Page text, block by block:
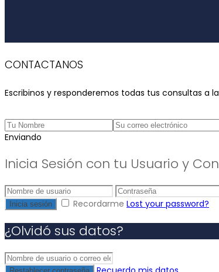
CONTACTANOS
Escribinos y responderemos todas tus consultas a
Enviando
Inicia Sesión con tu Usuario y
Inicia sesión Recordarme Lost your password?
¿Olvidó sus datos?